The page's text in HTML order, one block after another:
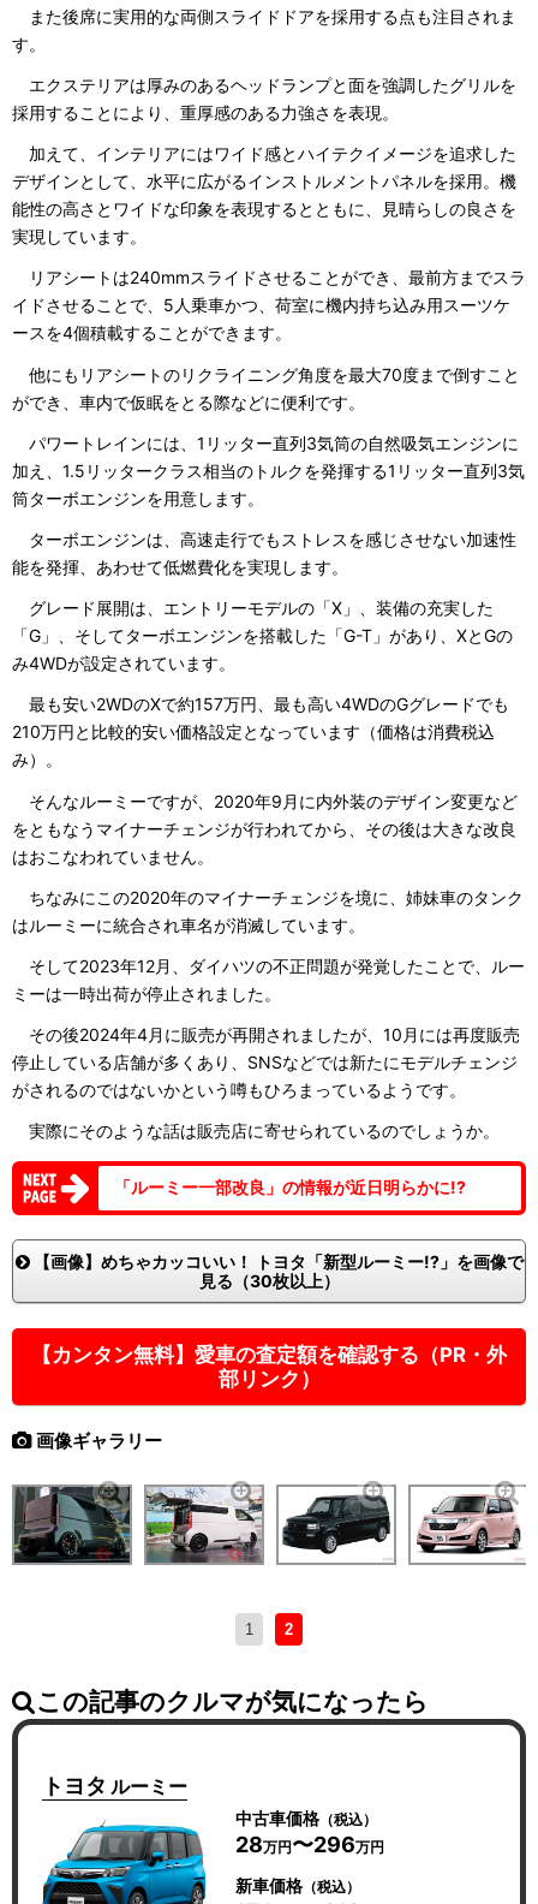
また後席に実用的な両側スライドドアを採用する点も注目されま
す。
エクステリアは厚みのあるヘッドランプと面を強調したグリルを
採用することにより、重厚感のある力強さを表現。
加えて、インテリアにはワイド感とハイテクイメージを追求した
デザインとして、水平に広がるインストルメントパネルを採用。機
能性の高さとワイドな印象を表現するとともに、見晴らしの良さを
実現しています。
リアシートは240mmスライドさせることができ、最前方までスラ
イドさせることで、5人乗車かつ、荷室に機内持ち込み用スーツケ
ースを4個積載することができます。
他にもリアシートのリクライニング角度を最大70度まで倒すこと
ができ、車内で仮眠をとる際などに便利です。
パワートレインには、1リッター直列3気筒の自然吸気エンジンに
加え、1.5リッタークラス相当のトルクを発揮する1リッター直列3気
筒ターボエンジンを用意します。
ターボエンジンは、高速走行でもストレスを感じさせない加速性
能を発揮、あわせて低燃費化を実現します。
グレード展開は、エントリーモデルの「X」、装備の充実した
「G」、そしてターボエンジンを搭載した「G-T」があり、XとGの
み4WDが設定されています。
最も安い2WDのXで約157万円、最も高い4WDのGグレードでも
210万円と比較的安い価格設定となっています（価格は消費税込
み）。
そんなルーミーですが、2020年9月に内外装のデザイン変更など
をともなうマイナーチェンジが行われてから、その後は大きな改良
はおこなわれていません。
ちなみにこの2020年のマイナーチェンジを境に、姉妹車のタンク
はルーミーに統合され車名が消滅しています。
そして2023年12月、ダイハツの不正問題が発覚したことで、ルー
ミーは一時出荷が停止されました。
その後2024年4月に販売が再開されましたが、10月には再度販売
停止している店舗が多くあり、SNSなどでは新たにモデルチェンジ
がされるのではないかという噂もひろまっているようです。
実際にそのような話は販売店に寄せられているのでしょうか。
「ルーミー一部改良」の情報が近日明らかに!?
【画像】めちゃカッコいい！ トヨタ「新型ルーミー!?」を画像で
見る（30枚以上）
【カンタン無料】愛車の査定額を確認する（PR・外
部リンク）
画像ギャラリー
1 2
この記事のクルマが気になったら
トヨタ ルーミー
中古車価格（税込）
28万円〜296万円
新車価格（税込）